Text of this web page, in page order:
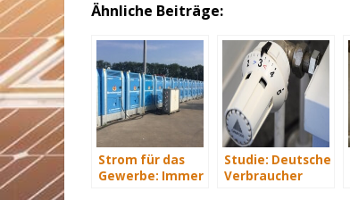
Ähnliche Beiträge:
Strom für das
Gewerbe: Immer
Studie: Deutsche
Verbraucher